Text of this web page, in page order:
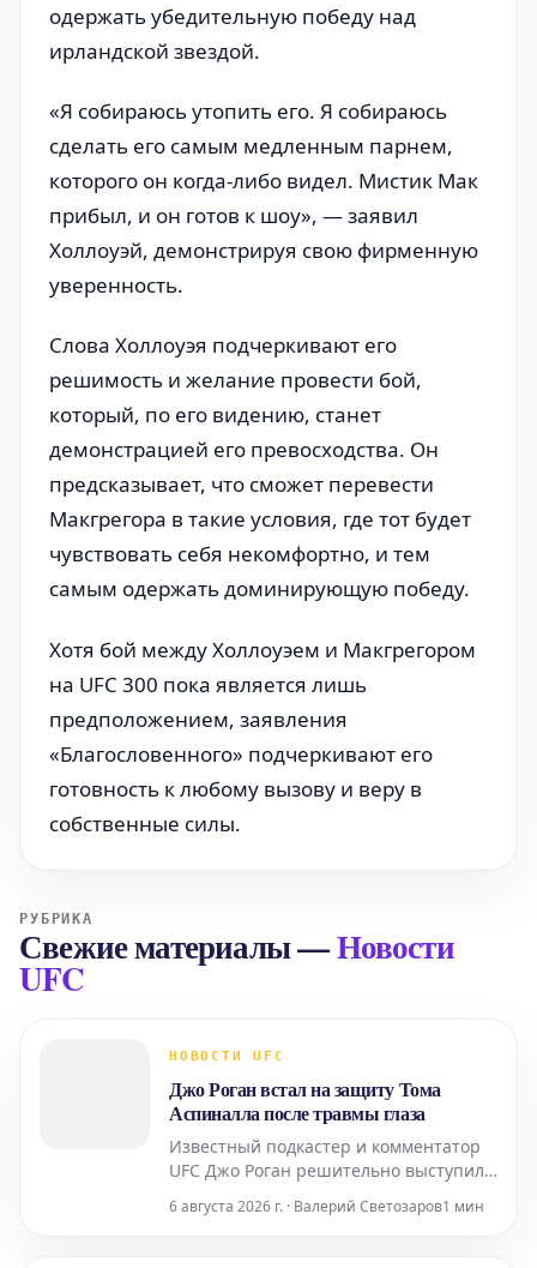
одержать убедительную победу над
ирландской звездой.
«Я собираюсь утопить его. Я собираюсь
сделать его самым медленным парнем,
которого он когда-либо видел. Мистик Мак
прибыл, и он готов к шоу», — заявил
Холлоуэй, демонстрируя свою фирменную
уверенность.
Слова Холлоуэя подчеркивают его
решимость и желание провести бой,
который, по его видению, станет
демонстрацией его превосходства. Он
предсказывает, что сможет перевести
Макгрегора в такие условия, где тот будет
чувствовать себя некомфортно, и тем
самым одержать доминирующую победу.
Хотя бой между Холлоуэем и Макгрегором
на UFC 300 пока является лишь
предположением, заявления
«Благословенного» подчеркивают его
готовность к любому вызову и веру в
собственные силы.
РУБРИКА
Свежие материалы—Новости
UFC
НОВОСТИ UFC
Джо Роган встал на защиту Тома
Аспиналла после травмы глаза
Известный подкастер и комментатор
UFC Джо Роган решительно выступил
столкнувшегося с критикой после
6 августа 2026 г. · Валерий Светозаров1 мин